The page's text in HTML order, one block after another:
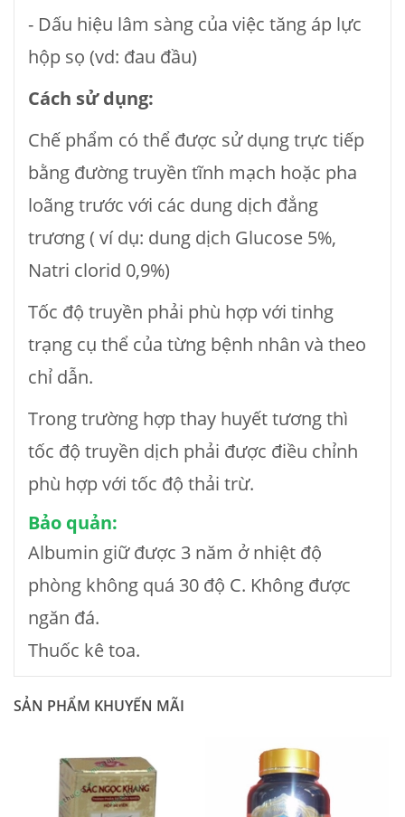
- Dấu hiệu lâm sàng của việc tăng áp lực
hộp sọ (vd: đau đầu)
Cách sử dụng:
Chế phẩm có thể được sử dụng trực tiếp
bằng đường truyền tĩnh mạch hoặc pha
loãng trước với các dung dịch đẳng
trương ( ví dụ: dung dịch Glucose 5%,
Natri clorid 0,9%)
Tốc độ truyền phải phù hợp với tinhg
trạng cụ thể của từng bệnh nhân và theo
chỉ dẫn.
Trong trường hợp thay huyết tương thì
tốc độ truyền dịch phải được điều chỉnh
phù hợp với tốc độ thải trừ.
Bảo quản:
Albumin giữ được 3 năm ở nhiệt độ
phòng không quá 30 độ C. Không được
ngăn đá.
Thuốc kê toa.
SẢN PHẨM KHUYẾN MÃI